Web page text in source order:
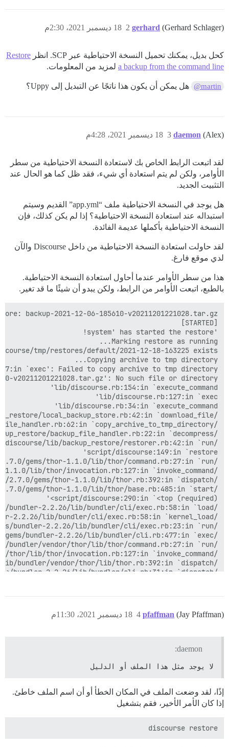
gerhard (Gerhard Schlager) 18 ديسمبر 2021، 2:30م 2
كحل بديل، يمكنك تحميل النسخة الاحتياطية عبر SCP. انظر
Restore
a backup from the command line لمزيد من المعلومات.
@martin هل يمكن أن يكون هذا ناتجًا عن التبديل إلى Uppy؟
daemon (Alex) 18 ديسمبر 2021، 4:28م 3
لقد اتبعت الرابط الخاص بك لاستعادة النسخة الاحتياطية من سطر
الأوامر، ولكن لم يتم استعادة أي شيء، فقد ظل كما هو الحال عند
التثبيت الجديد.
هل يوجد في النسخة الاحتياطية ملف “app.yml” القديم وسيتم
استبداله عند استعادة النسخة الاحتياطية؟ إذا لم يكن كذلك، فإن
النسخة الاحتياطية بأكملها عديمة الفائدة.
لقد حاولت استعادة النسخة الاحتياطية من داخل Discourse والآن
لدي موقع فارغ.
هذا من سطر الأوامر عندما أحاول استعادة النسخة الاحتياطية.
بالطبع، اتبعت الأوامر من الرابط، ولكن يبدو أن شيئًا ما قد تغير.
pfaffman (Jay Pfaffman) 18 ديسمبر 2021، 11:30م 4
daemon:
لا يوجد مثل هذا الملف أو الدليل
إذًا، لقد وضعت الملف في المكان الخطأ أو أن اسم الملف خاطئ.
إذا كان الأمر الأخير، فقم بتشغيل
discourse restore